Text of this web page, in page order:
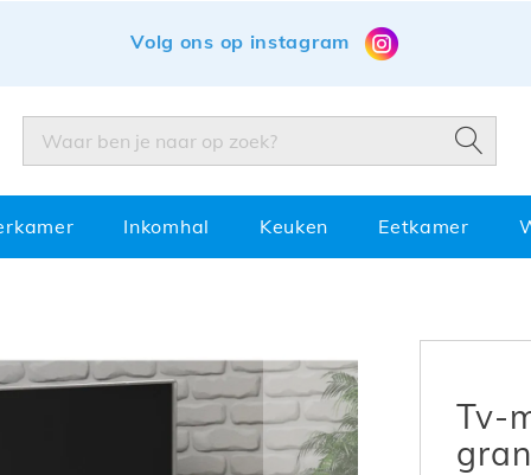
Volg ons op instagram
ZOEK
ZOEK
Inkomhal Keuken Eetkamer
Tv-